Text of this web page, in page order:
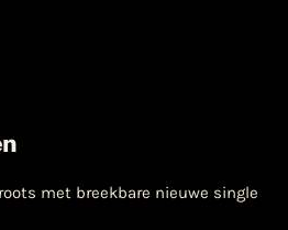
met breekbare nieuwe single